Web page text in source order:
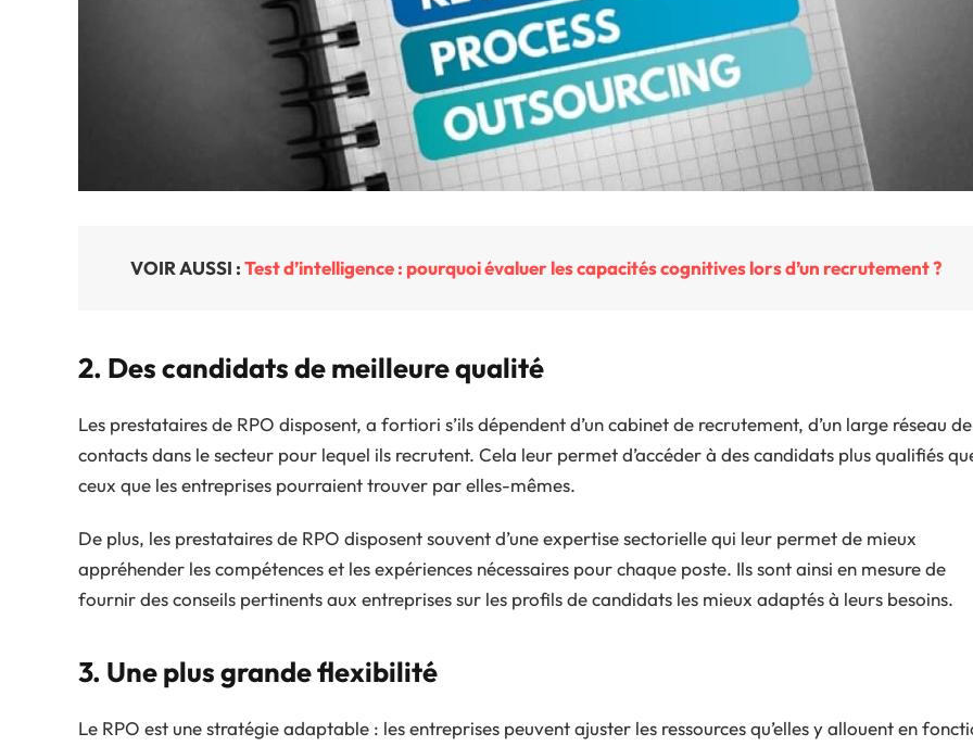
VOIR AUSSI :Test d’intelligence : pourquoi évaluer les capacités cognitives lors d’un recrutement ?
2. Des candidats de meilleure qualité
Les prestataires de RPO disposent, a fortiori s’ils dépendent d’un cabinet de recrutement, d’un large réseau de
contacts dans le secteur pour lequel ils recrutent. Cela leur permet d’accéder à des candidats plus qualifiés
ceux que les entreprises pourraient trouver par elles-mêmes.
De plus, les prestataires de RPO disposent souvent d’une expertise sectorielle qui leur permet de mieux
appréhender les compétences et les expériences nécessaires pour chaque poste. Ils sont ainsi en mesure de
fournir des conseils pertinents aux entreprises sur les profils de candidats les mieux adaptés à leurs besoins.
3. Une plus grande flexibilité
Le RPO est une stratégie adaptable : les entreprises peuvent ajuster les ressources qu’elles y allouent en